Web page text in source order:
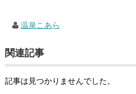
温泉こあら
関連記事
記事は見つかりませんでした。